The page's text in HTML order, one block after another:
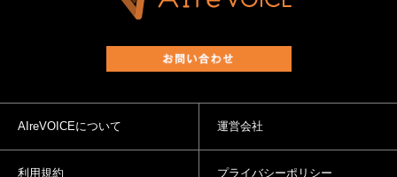
AIreVOICEについて 運営会社
利用規約 プライバシーポリシー